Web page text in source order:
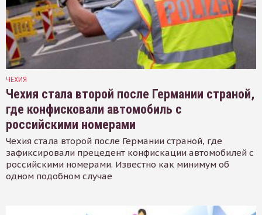
ЧЕХИЯ
Чехия стала второй после Германии страной,
где конфисковали автомобиль с
российскими номерами
Чехия стала второй после Германии страной, где
зафиксировали прецедент конфискации автомобилей с
российскими номерами. Известно как минимум об
одном подобном случае